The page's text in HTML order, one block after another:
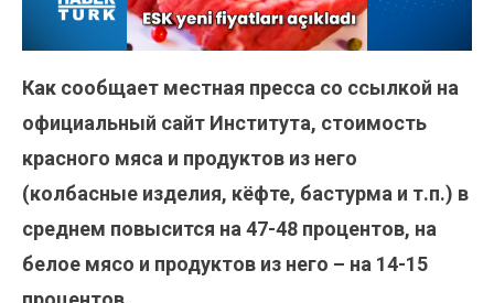
Как сообщает местная пресса со ссылкой на
официальный сайт Института, стоимость
красного мяса и продуктов из него
(колбасные изделия, кёфте, бастурма и т.п.) в
среднем повысится на 47-48 процентов, на
белое мясо и продуктов из него – на 14-15